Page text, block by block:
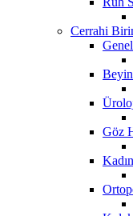
Cerrahi
Göz